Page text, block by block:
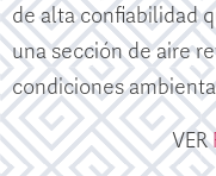
de alta confiabilidad
una sección de aire
condiciones
VER